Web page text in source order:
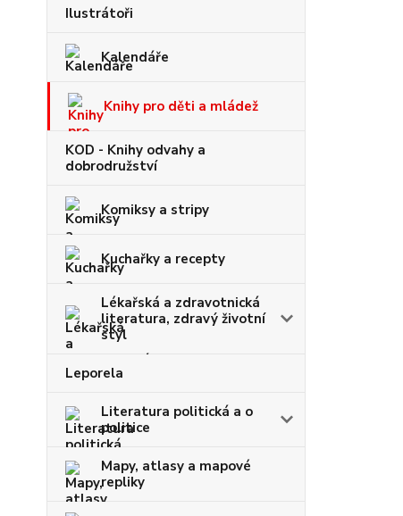
Ilustrátoři
Kalendáře
Knihy pro děti a mládež
KOD - Knihy odvahy a
dobrodružství
Komiksy a stripy
Kuchařky a recepty
Lékařská a zdravotnická
literatura, zdravý životní
styl
Leporela
Literatura politická a o
politice
Mapy, atlasy a mapové
repliky